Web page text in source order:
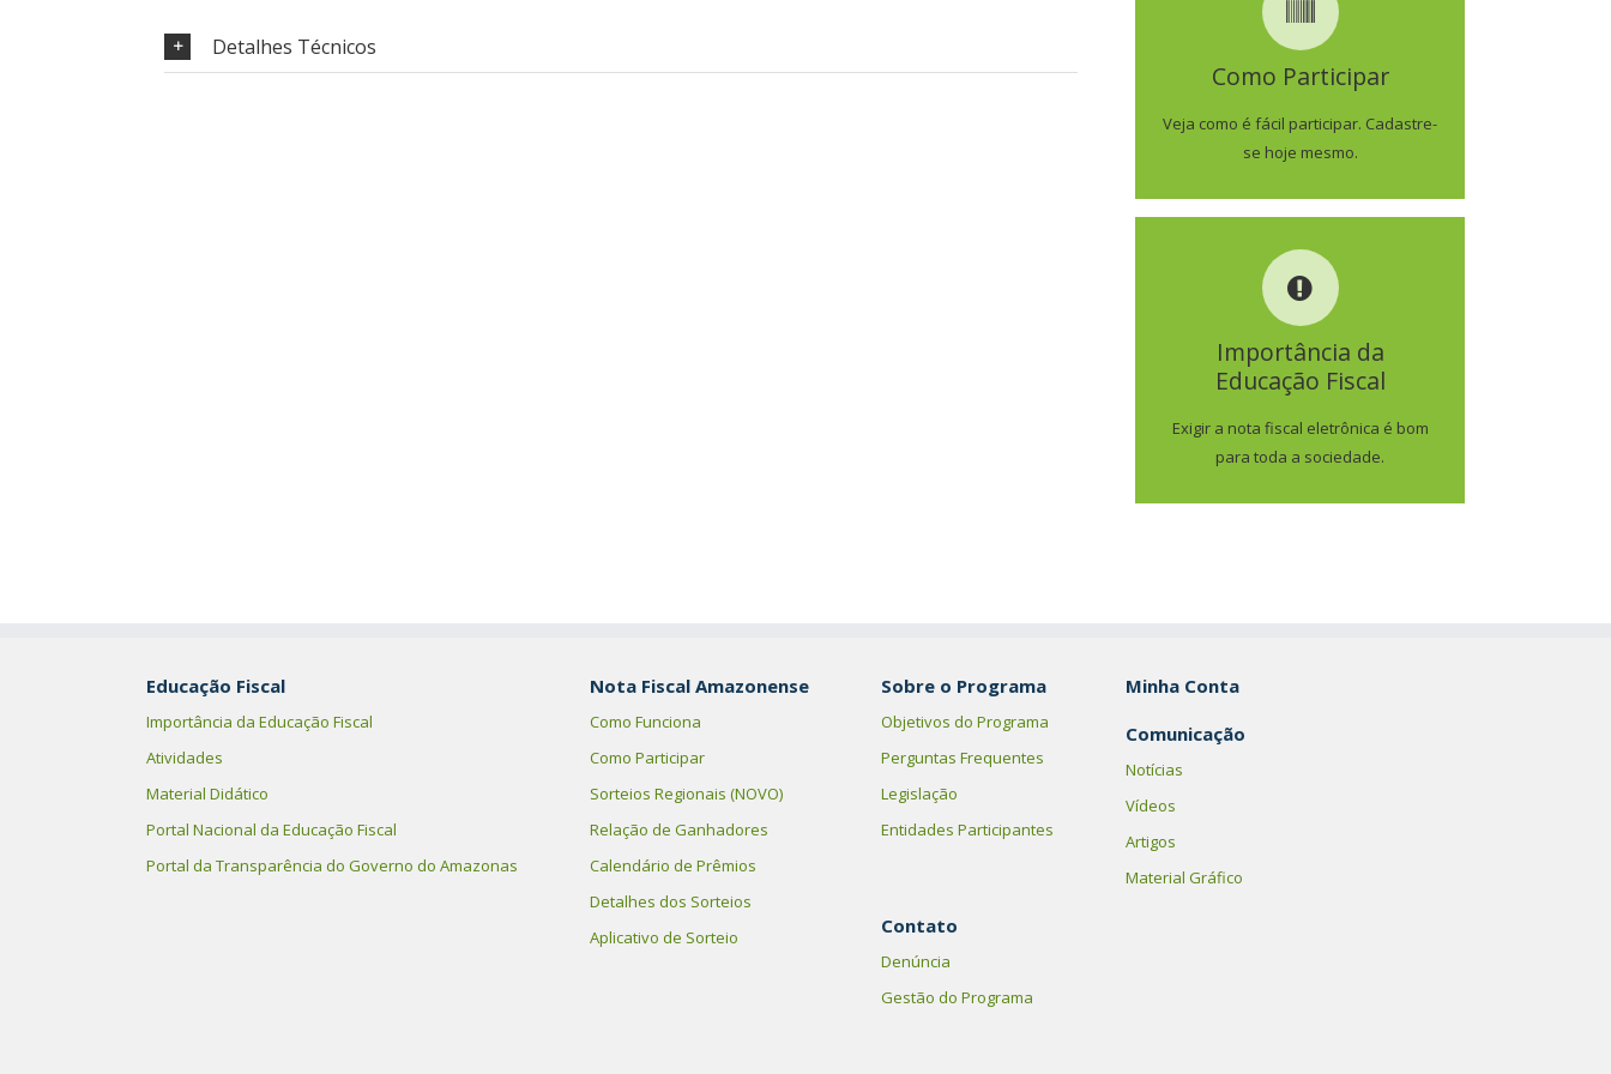
Detalhes Técnicos
Como Participar
Veja como é fácil participar. Cadastre-
se hoje mesmo.
COMO PARTICIPAR
Importância da
Educação Fiscal
Exigir a nota fiscal eletrônica é bom
para toda a sociedade.
IMPORTÂNCIA DA
SAIBA MAIS
Educação Fiscal
Importância da Educação Fiscal
Atividades
Material Didático
Portal Nacional da Educação Fiscal
Portal da Transparência do Governo do Amazonas
Nota Fiscal Amazonense
Como Funciona
Como Participar
Sorteios Regionais (NOVO)
Relação de Ganhadores
Calendário de Prêmios
Detalhes dos Sorteios
Aplicativo de Sorteio
Sobre o Programa
Objetivos do Programa
Perguntas Frequentes
Legislação
Entidades Participantes
Minha Conta
Comunicação
Notícias
Vídeos
Artigos
Material Gráfico
Contato
Denúncia
Gestão do Programa